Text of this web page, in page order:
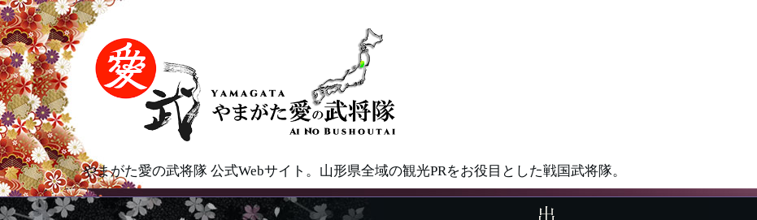
やまがた愛の武将隊 公式Webサイト。山形県全域の観光PRをお役目とした戦国武将隊。